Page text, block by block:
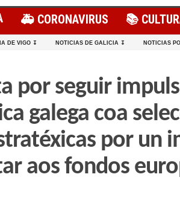
🚑 CORONAVIRUS 📚
DE VIGO ↧ NOTICIAS DE GALICIA ↧ NOTICIAS
por seguir
galega coa
por un
aos fondos